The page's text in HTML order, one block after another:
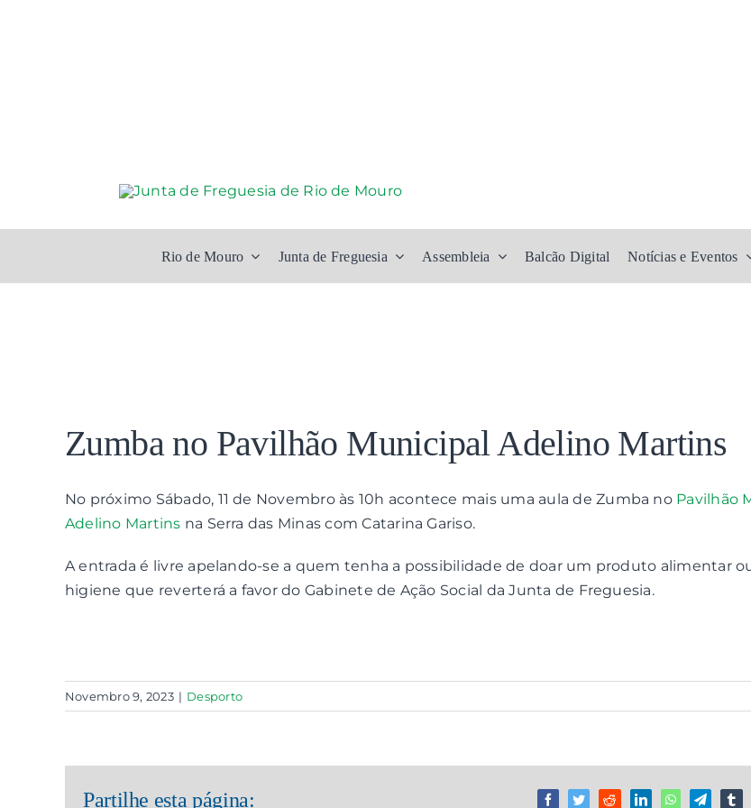
Rio de Mouro Junta de Freguesia Assembleia Balcão Digital Notícias e Eventos
Larger
Image
Zumba no Pavilhão Municipal Adelino Martins
No próximo Sábado, 11 de Novembro às 10h acontece mais uma aula de Zumba no Pavilhão
Adelino Martins na Serra das Minas com Catarina Gariso.
A entrada é livre apelando-se a quem tenha a possibilidade de doar um produto alimentar
higiene que reverterá a favor do Gabinete de Ação Social da Junta de Freguesia.
Novembro 9, 2023 | Desporto
Partilhe esta página: FacebookTwitterRedditLinkedInWhatsAppTelegram